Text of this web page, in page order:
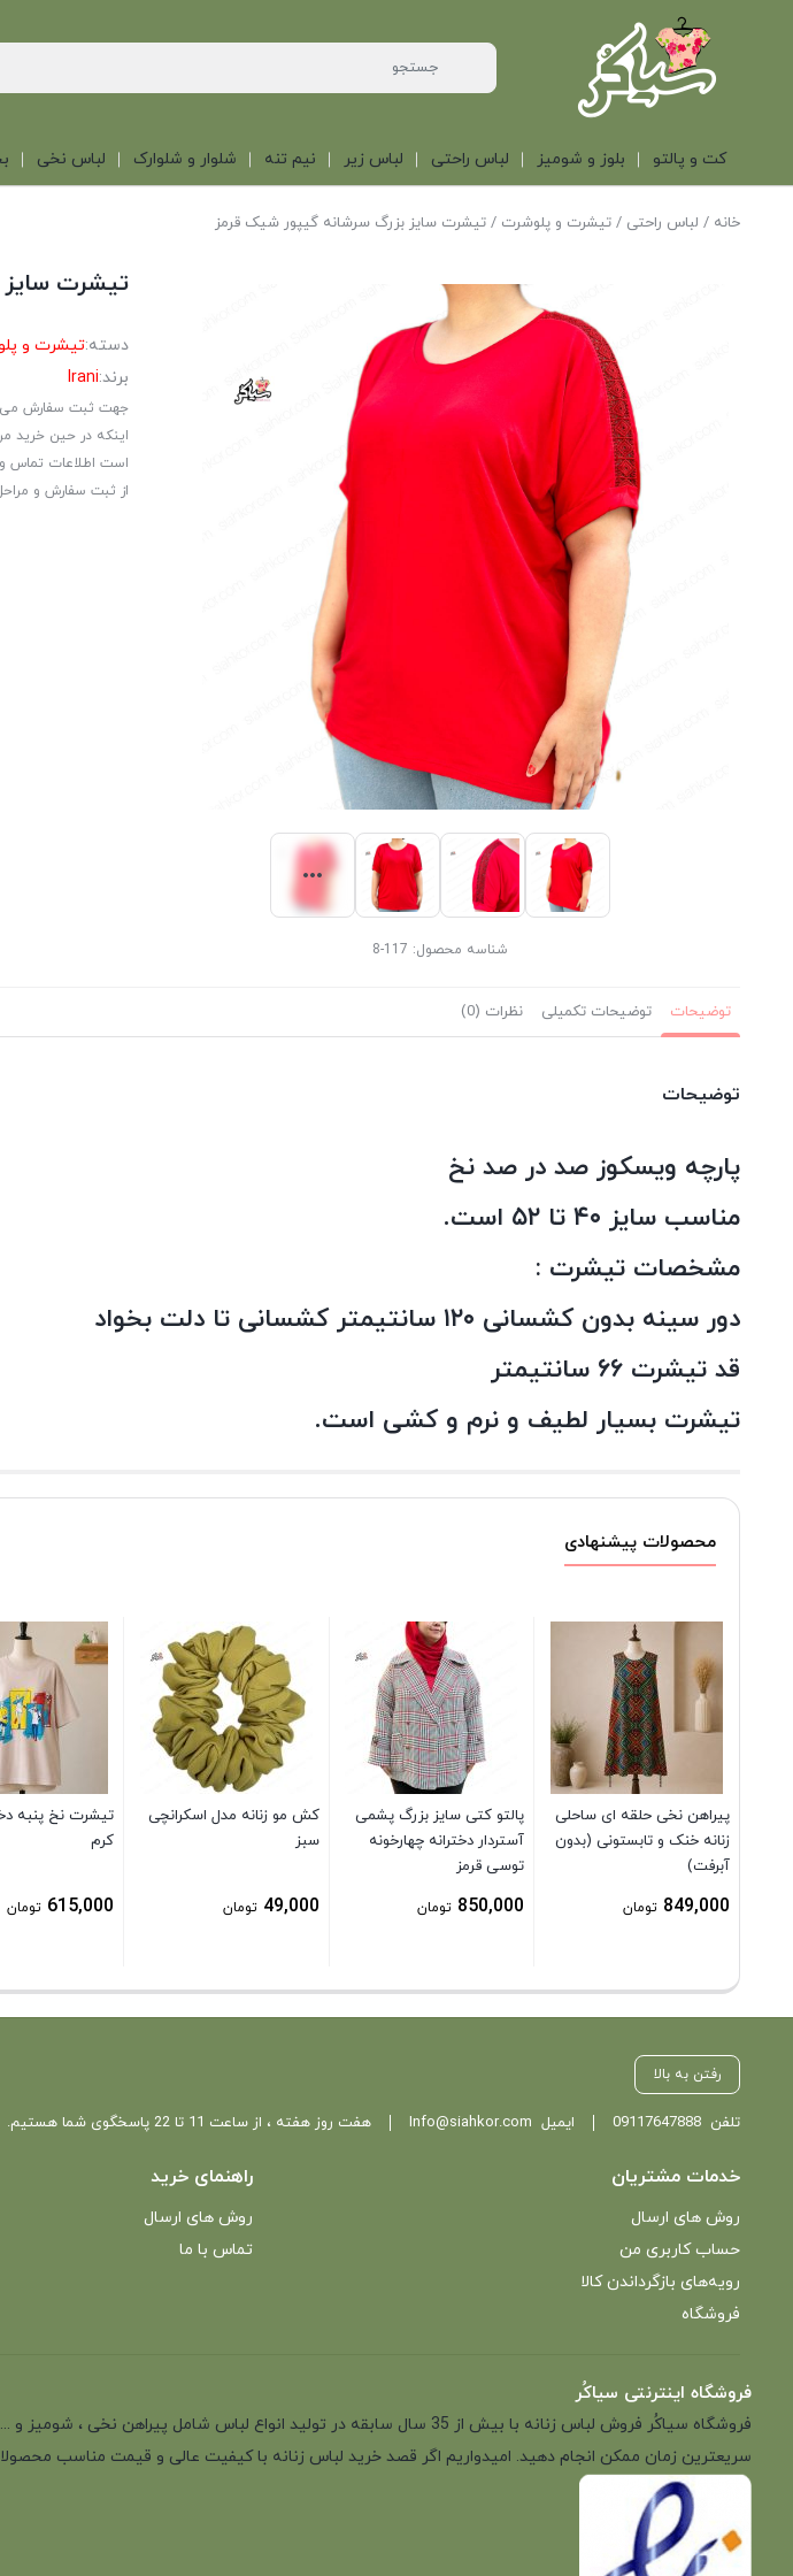
کت و پالتو بلوز و شومیز لباس راحتی لباس زیر نیم تنه شلوار و شلوارک لباس نخی
خانه / لباس راحتی /تیشرت و پلوشرت / تیشرت سایز بزرگ سرشانه گیپور شیک قرمز
شناسه محصول: 117-8
تیشرت سایز
دسته:تیشرت و
برند:Irani
جهت ثبت سفارش می
اینکه در حین خرید
است اطلاعات تماس و
از ثبت سفارش و
توضیحات توضیحات تکمیلی نظرات (0)
توضیحات
پارچه ویسکوز صد در صد نخ
مناسب سایز ۴۰ تا ۵۲ است.
مشخصات تیشرت :
دور سینه بدون کشسانی ۱۲۰ سانتیمتر کشسانی تا دلت بخواد
قد تیشرت ۶۶ سانتیمتر
تیشرت بسیار لطیف و نرم و کشی است.
محصولات پیشنهادی
پیراهن نخی حلقه ای ساحلی
زنانه خنک و تابستونی (بدون
آبرفت)
849,000 تومان
پالتو کتی سایز بزرگ پشمی
آستردار دخترانه چهارخونه
توسی قرمز
850,000 تومان
کش مو زنانه مدل اسکرانچی
سبز
49,000 تومان
تیشرت نخ پنبه
کرم
615,000 تومان
رفتن به بالا
تلفن09117647888 ایمیل Info@siahkor.com هفت روز هفته ، از ساعت 11 تا 22 پاسخگوی شما هستیم.
خدمات مشتریان
روش های ارسال
حساب کاربری من
رویه‌های بازگرداندن کالا
فروشگاه
راهنمای خرید
روش های ارسال
تماس با ما
فروشگاه اینترنتی سیاکُر
فروشگاه سیاکُر فروش لباس زنانه با بیش از 35 سال سابقه در تولید انواع
سریعترین زمان ممکن انجام دهید. امیدواریم اگر قصد خرید لباس زنانه با کیفیت عالی و قیمت مناسب